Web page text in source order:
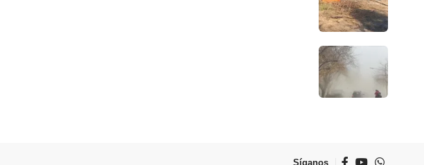
Síganos